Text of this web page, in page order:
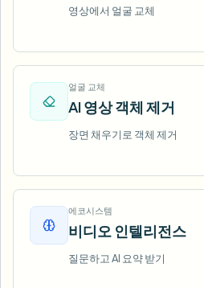
영상에서 얼굴 교체
얼굴 교체
AI 영상 객체 제거
장면 채우기로 객체 제거
에코시스템
비디오 인텔리전스
질문하고 AI 요약 받기